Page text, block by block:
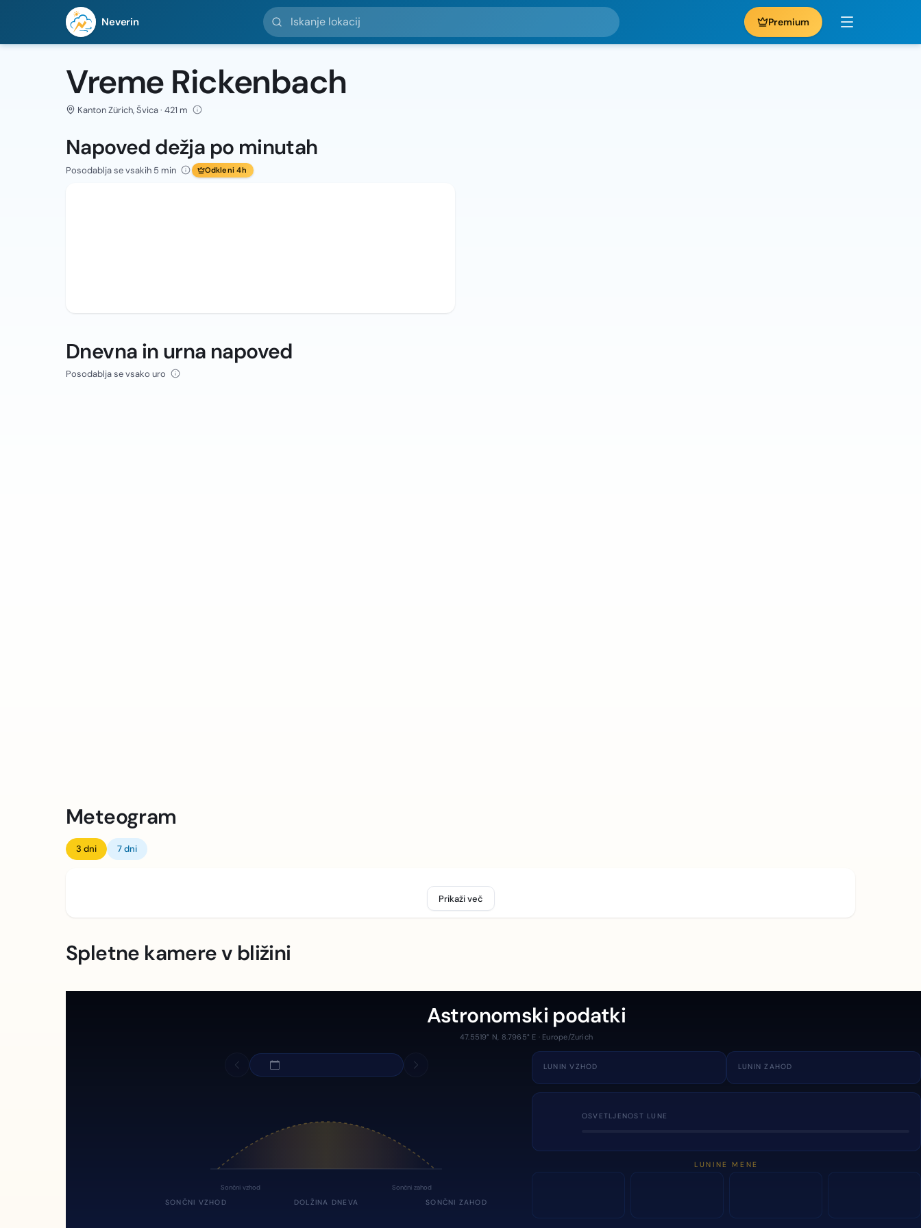
Neverin
Iskanje lokacij
Premium
Vreme Rickenbach
Kanton Zürich, Švica · 421 m
Napoved dežja po minutah
Posodablja se vsakih 5 min Odkleni 4h
Dnevna in urna napoved
Posodablja se vsako uro
Meteogram
3 dni 7 dni
Prikaži več
Spletne kamere v bližini
Astronomski podatki
47.5519° N, 8.7965° E · Europe/Zurich
Sončni vzhod Sončni zahod
SONČNI VZHOD DOLŽINA DNEVA SONČNI ZAHOD
LUNIN VZHOD LUNIN ZAHOD
OSVETLJENOST LUNE
LUNINE MENE